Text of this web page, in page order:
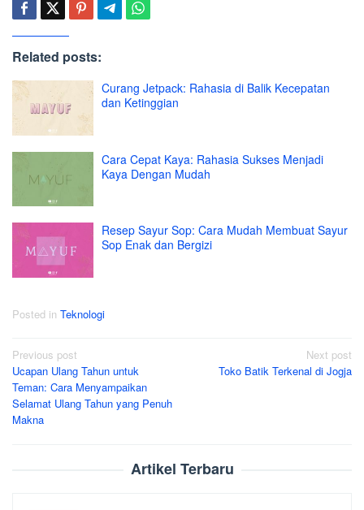
Related posts:
Curang Jetpack: Rahasia di Balik Kecepatan
dan Ketinggian
Cara Cepat Kaya: Rahasia Sukses Menjadi
Kaya Dengan Mudah
Resep Sayur Sop: Cara Mudah Membuat Sayur
Sop Enak dan Bergizi
Posted in Teknologi
Post
navigation
Previous post
Ucapan Ulang Tahun untuk
Teman: Cara Menyampaikan
Selamat Ulang Tahun yang Penuh
Makna
Next post
Toko Batik Terkenal di Jogja
Artikel Terbaru